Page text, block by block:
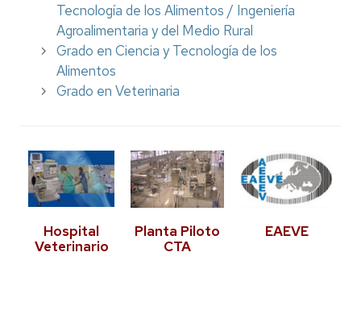
Tecnología de los Alimentos / Ingeniería
Agroalimentaria y del Medio Rural
Grado en Ciencia y Tecnología de los
Alimentos
Grado en Veterinaria
Hospital
Veterinario
Planta Piloto
CTA
EAEVE